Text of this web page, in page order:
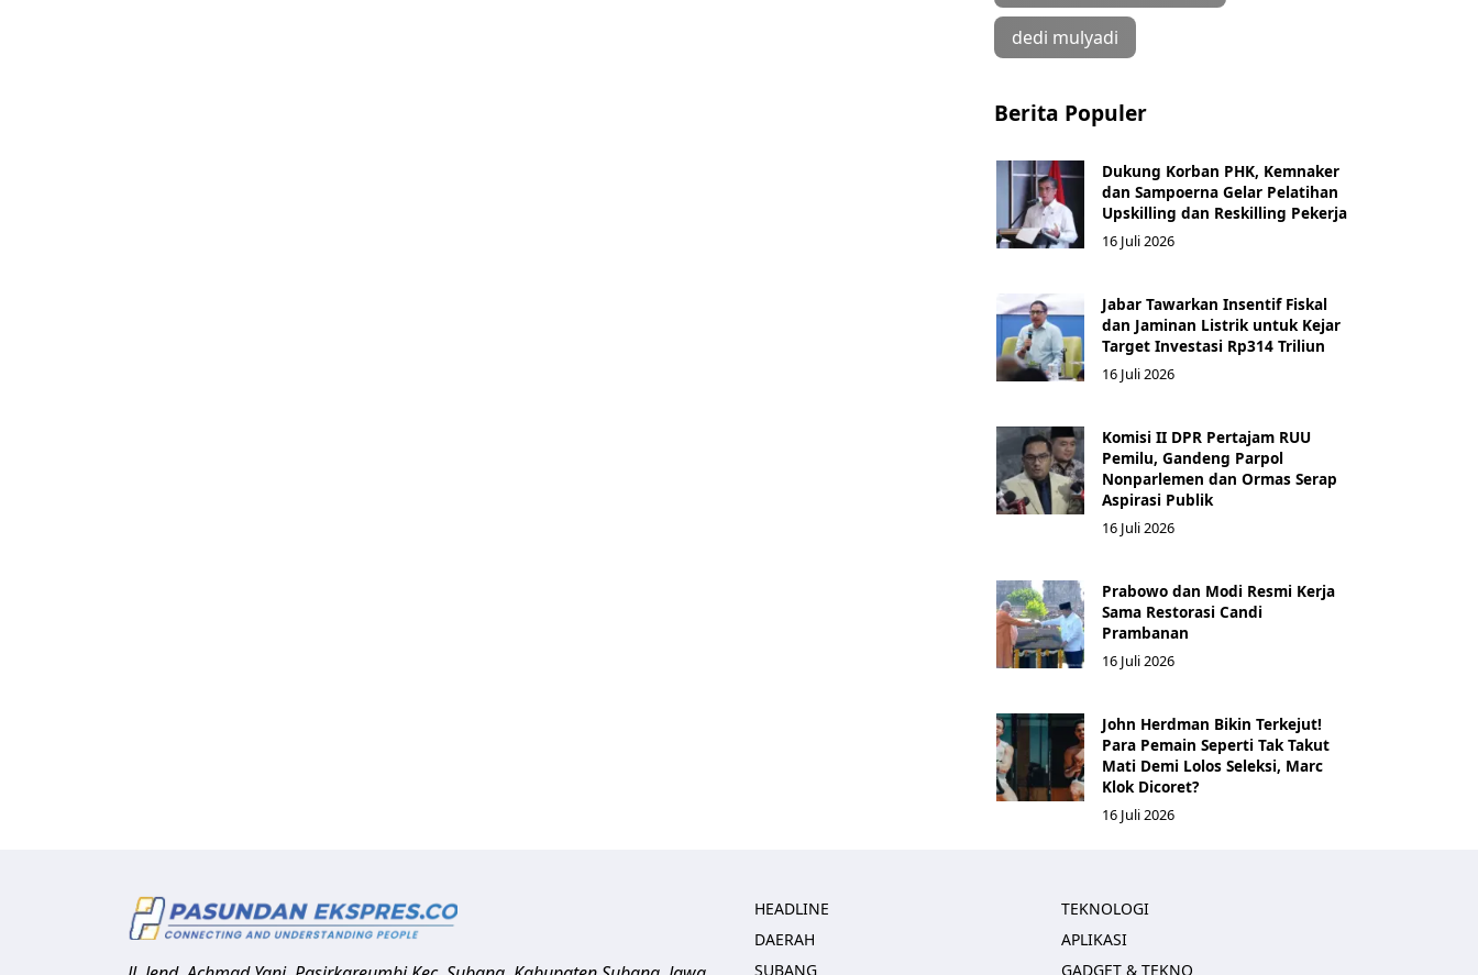
dedi mulyadi
Berita Populer
Dukung Korban PHK, Kemnaker
dan Sampoerna Gelar Pelatihan
Upskilling dan Reskilling Pekerja
16 Juli 2026
Jabar Tawarkan Insentif Fiskal
dan Jaminan Listrik untuk Kejar
Target Investasi Rp314 Triliun
16 Juli 2026
Komisi II DPR Pertajam RUU
Pemilu, Gandeng Parpol
Nonparlemen dan Ormas Serap
Aspirasi Publik
16 Juli 2026
Prabowo dan Modi Resmi Kerja
Sama Restorasi Candi
Prambanan
16 Juli 2026
John Herdman Bikin Terkejut!
Para Pemain Seperti Tak Takut
Mati Demi Lolos Seleksi, Marc
Klok Dicoret?
16 Juli 2026
HEADLINE
DAERAH
SUBANG
TEKNOLOGI
APLIKASI
GADGET & TEKNO